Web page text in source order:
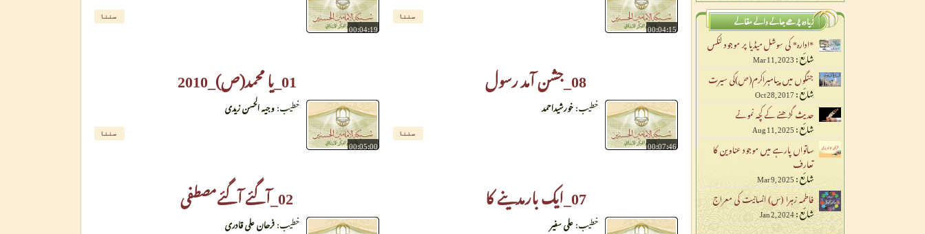
00:04:15
سننا
00:04:19
سننا
08_جشن آمد رسول
00:07:46
خطیب:خورشیداحمد
سننا
01_یا محمد(ص)_2010
00:05:00
خطیب:وجیہ الحسن زیدی
سننا
07_ایک بارمدینے کا
خطیب:علی سفیر
02_آگئے آگئےمصطفی
خطیب:فرحان علی قادری
زیادہ پڑھے جانے والے مقالے
*ادارہ* کی سوشل میڈیا پر موجود لنکس
شائع :Mar 11, 2023
جنگوں میں پیامبراکرم(ص)کی سیرت
شائع :Oct 28, 2017
حدیث گڑھنے کے کچہ نمونے
شائع :Aug 11, 2025
ساتواں پارہے میں موجود عناوین کا
تعارف
شائع :Mar 9, 2025
فاطمہ زہرا (س) انسانیت کی معراج
شائع :Jan 2, 2024